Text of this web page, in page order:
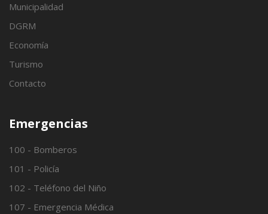
Municipalidad
DGRM
Economía
Turismo
Contacto
Emergencias
100 - Bomberos
101 - Policía
102 - Teléfono del Niño
107 - Emergencia Médica